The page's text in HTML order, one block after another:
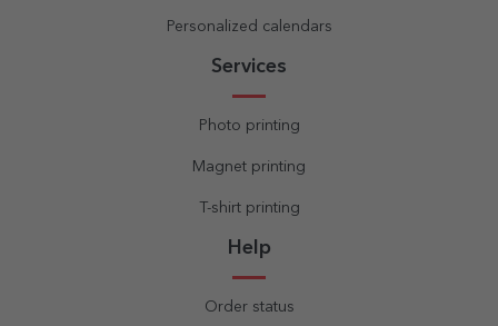
Personalized calendars
Services
Photo printing
Magnet printing
T-shirt printing
Help
Order status